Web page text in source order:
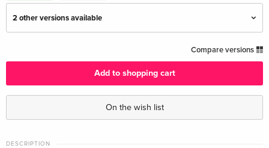
2 other versions available
EUR 19.99
· Japan Edition
Compare versions
Add to shopping cart
On the wish list
DESCRIPTION